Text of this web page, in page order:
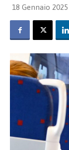
18 Gennaio 2025